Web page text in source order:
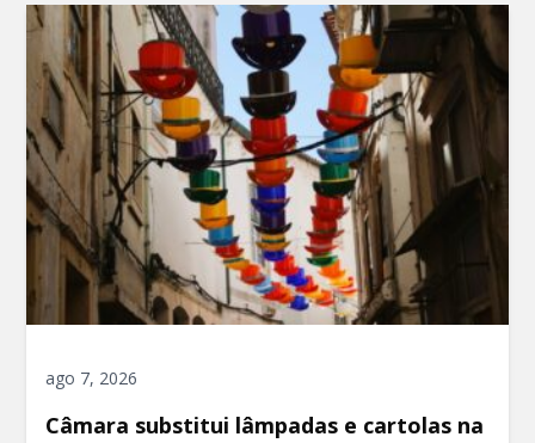
ago 7, 2026
Câmara substitui lâmpadas e cartolas na